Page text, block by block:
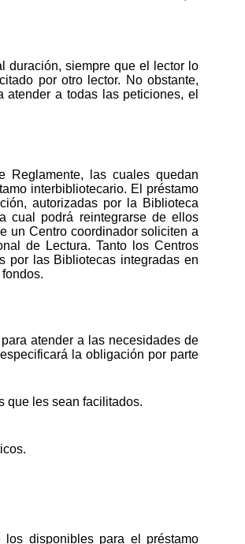
duración, siempre que el lector lo
por otro lector. No obstante,
a todas las peticiones, el
Reglamente, las cuales quedan
interbibliotecario. El préstamo
autorizadas por la Biblioteca
cual podrá reintegrarse de ellos
un Centro coordinador soliciten a
de Lectura. Tanto los Centros
por las Bibliotecas integradas en
atender a las necesidades de
la obligación por parte
que les sean facilitados.
disponibles para el préstamo